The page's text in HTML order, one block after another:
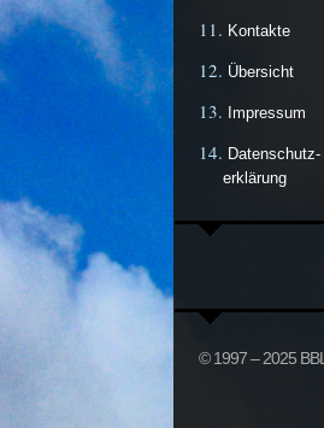
Kontakte
Übersicht
Impressum
Datenschutz-
erklärung
© 1997 – 2025 BBL